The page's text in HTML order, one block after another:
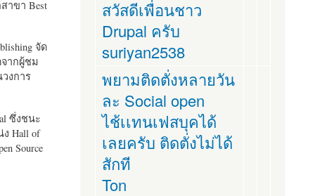
าขา Best
จัด
ากผู้ชม
งการ
ซึ่งชนะ
Hall of
Source
สวัสดีเพื่อนชาว
Drupal ครับ
suriyan2538
พยามติดตั่งหลายวัน
ละ Social open
ไช้เเทนเฟสบุคได้
เลยครับ ติดตั่งไม่ได้
สักที
Ton